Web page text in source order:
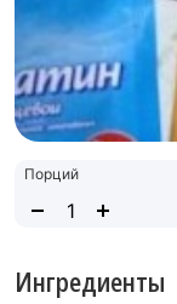
Порций
Ингредиенты